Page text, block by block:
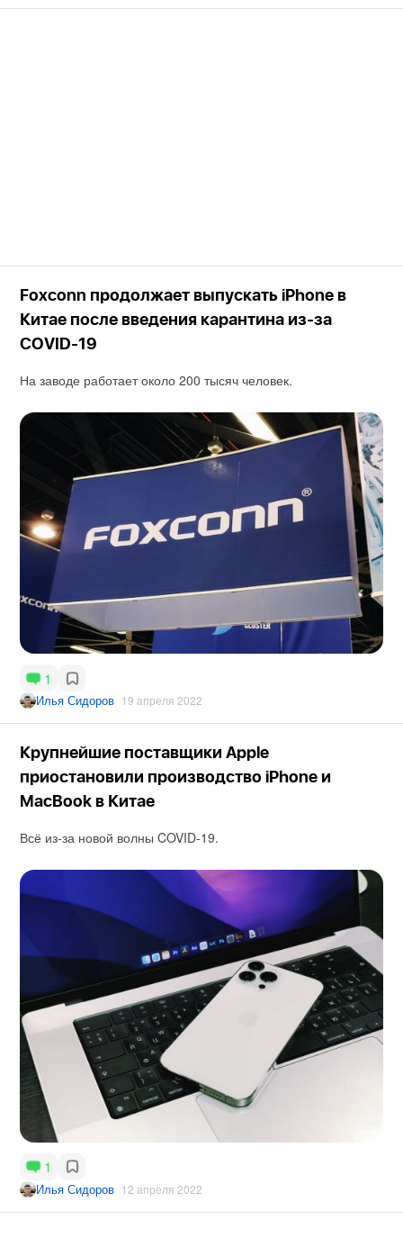
Foxconn продолжает выпускать iPhone в
Китае после введения карантина из-за
COVID-19
На заводе работает около 200 тысяч человек.
1
Илья Сидоров 19 апреля 2022
Крупнейшие поставщики Apple
приостановили производство iPhone и
MacBook в Китае
Всё из-за новой волны COVID-19.
1
Илья Сидоров 12 апреля 2022